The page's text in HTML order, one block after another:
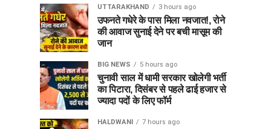
UTTARAKHAND 3 hours ago
उफनते गधेरे के पास मिला नवजात!, रोने
की आवाज सुनाई देने पर बची मासूम की
जान
BIG NEWS 5 hours ago
चुनावी साल में धामी सरकार खोलेगी भर्ती
का पिटारा, दिसंबर से पहले ढाई हजार से
ज्यादा पदों के लिए फॉर्म
HALDWANI 7 hours ago